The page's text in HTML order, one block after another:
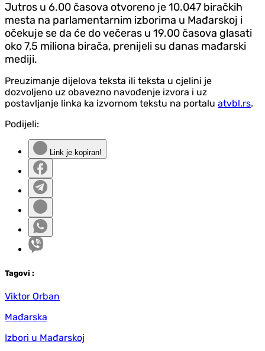
Jutros u 6.00 časova otvoreno je 10.047 biračkih
mesta na parlamentarnim izborima u Mađarskoj i
očekuje se da će do večeras u 19.00 časova glasati
oko 7,5 miliona birača, prenijeli su danas mađarski
mediji.
Preuzimanje dijelova teksta ili teksta u cjelini je
dozvoljeno uz obavezno navođenje izvora i uz
postavljanje linka ka izvornom tekstu na portalu atvbl.rs.
Podijeli:
Link je kopiran!
Tagovi :
Viktor Orban
Mađarska
Izbori u Mađarskoj